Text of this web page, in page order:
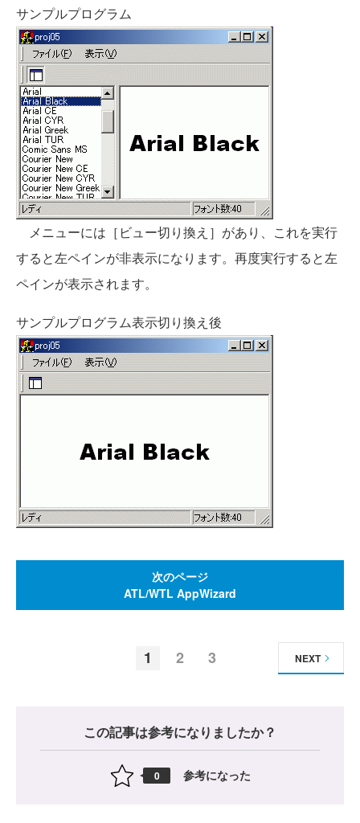
サンプルプログラム
メニューには［ビュー切り換え］があり、これを実行
すると左ペインが非表示になります。再度実行すると左
ペインが表示されます。
サンプルプログラム表示切り換え後
次のページ
ATL/WTL AppWizard
1 2 3 NEXT
この記事は参考になりましたか？
0 参考になった